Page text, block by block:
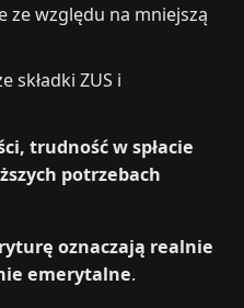
ze względu na mniejszą
składki ZUS i
trudność w spłacie
potrzebach
oznaczają realnie
emerytalne.